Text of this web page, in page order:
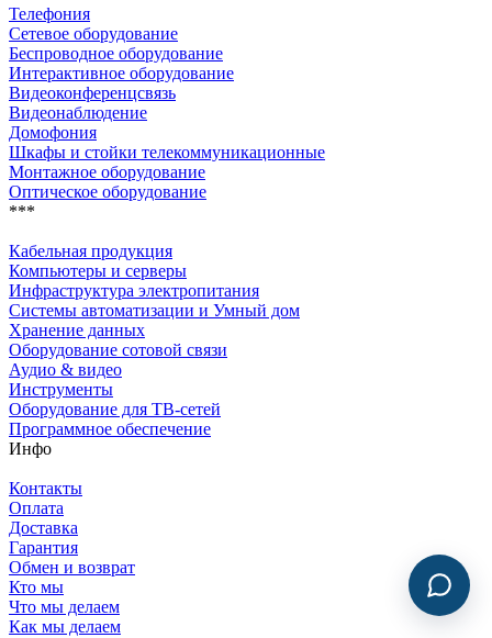
Телефония
Сетевое оборудование
Беспроводное оборудование
Интерактивное оборудование
Видеоконференцсвязь
Видеонаблюдение
Домофония
Шкафы и стойки телекоммуникационные
Монтажное оборудование
Оптическое оборудование
***
Кабельная продукция
Компьютеры и серверы
Инфраструктура электропитания
Системы автоматизации и Умный дом
Хранение данных
Оборудование сотовой связи
Аудио & видео
Инструменты
Оборудование для ТВ-сетей
Программное обеспечение
Инфо
Контакты
Оплата
Доставка
Гарантия
Обмен и возврат
Кто мы
Что мы делаем
Как мы делаем